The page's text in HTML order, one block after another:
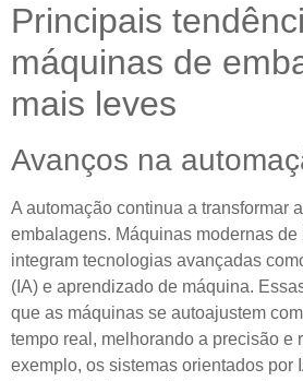
Principais
máquinas de
mais leves
Avanços na
A automação continua a transformar
embalagens. Máquinas modernas
integram tecnologias avançadas
(IA) e aprendizado de máquina.
que as máquinas se autoajustem
tempo real, melhorando a precisão e
exemplo, os sistemas orientados por